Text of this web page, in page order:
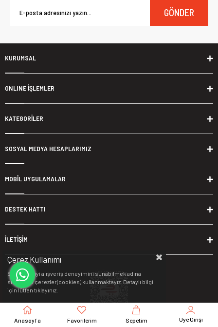
GÖNDER
KURUMSAL
ONLINE İŞLEMLER
KATEGORİLER
SOSYAL MEDYA HESAPLARIMIZ
MOBİL UYGULAMALAR
DESTEK HATTI
İLETİŞİM
Çerez Kullanımı
Sizlere en iyi alışveriş deneyimini sunabilmek adına
sitemizde çerezler(cookies) kullanmaktayız. Detaylı bilgi
için lütfen tıklayınız.
Anasayfa Favorilerim Sepetim Üye Girişi